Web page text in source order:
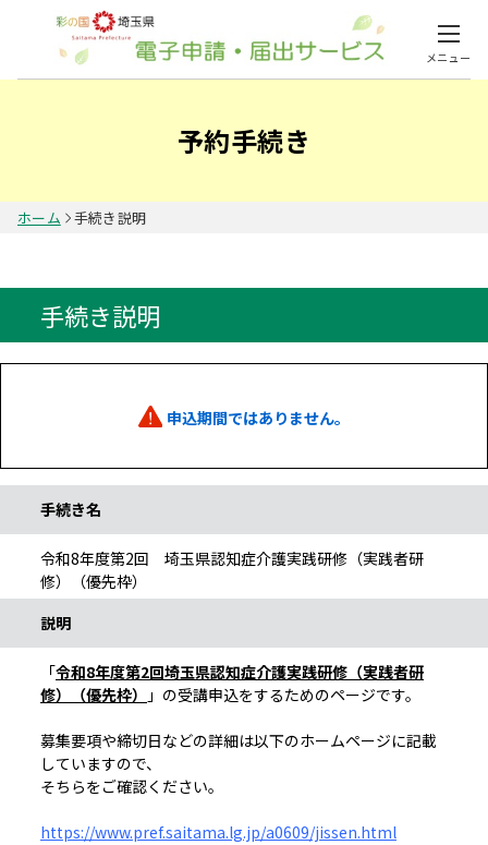
メニュー
予約手続き
ホーム 手続き説明
手続き説明
申込期間ではありません。
手続き名
令和8年度第2回 埼玉県認知症介護実践研修（実践者研
修）（優先枠）
説明
「令和8年度第2回埼玉県認知症介護実践研修（実践者研
修）（優先枠）
」の受講申込をするためのページです。
募集要項や締切日などの詳細は以下のホームページに記載
していますので、
そちらをご確認ください。
https://www.pref.saitama.lg.jp/a0609/jissen.html